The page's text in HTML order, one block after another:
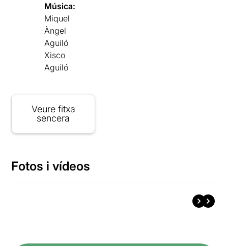
Música:
Miquel
Àngel
Aguiló
Xisco
Aguiló
Veure fitxa
sencera
Fotos i vídeos